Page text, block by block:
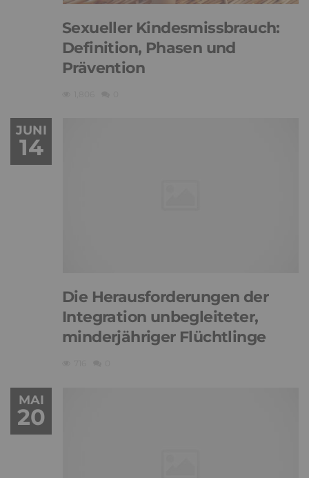
Sexueller Kindesmissbrauch:
Definition, Phasen und
Prävention
JUNI
14
Die Herausforderungen der
Integration unbegleiteter,
minderjähriger Flüchtlinge
MAI
20